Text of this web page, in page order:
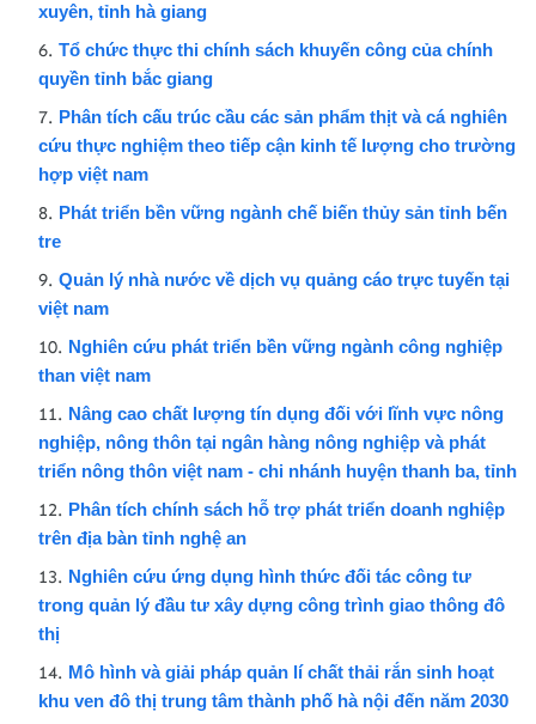
xuyên, tỉnh hà giang
Tổ chức thực thi chính sách khuyến công của chính
quyền tỉnh bắc giang
Phân tích cấu trúc cầu các sản phẩm thịt và cá nghiên
cứu thực nghiệm theo tiếp cận kinh tế lượng cho trường
hợp việt nam
Phát triển bền vững ngành chế biến thủy sản tỉnh bến
tre
Quản lý nhà nước về dịch vụ quảng cáo trực tuyến tại
việt nam
Nghiên cứu phát triển bền vững ngành công nghiệp
than việt nam
Nâng cao chất lượng tín dụng đối với lĩnh vực nông
nghiệp, nông thôn tại ngân hàng nông nghiệp và phát
triển nông thôn việt nam - chi nhánh huyện thanh ba, tỉnh
Phân tích chính sách hỗ trợ phát triển doanh nghiệp
trên địa bàn tỉnh nghệ an
Nghiên cứu ứng dụng hình thức đối tác công tư
trong quản lý đầu tư xây dựng công trình giao thông đô
thị
Mô hình và giải pháp quản lí chất thải rắn sinh hoạt
khu ven đô thị trung tâm thành phố hà nội đến năm 2030